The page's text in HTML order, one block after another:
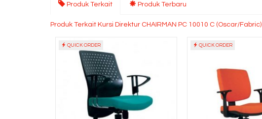
Produk Terkait Produk Terbaru
Produk Terkait Kursi Direktur CHAIRMAN PC 10010 C (Oscar/Fabric)
QUICK ORDER QUICK ORDER